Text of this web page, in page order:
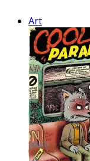
Art